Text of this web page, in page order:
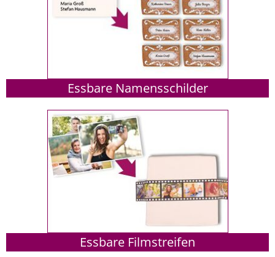
Essbare Namensschilder
Essbare Filmstreifen